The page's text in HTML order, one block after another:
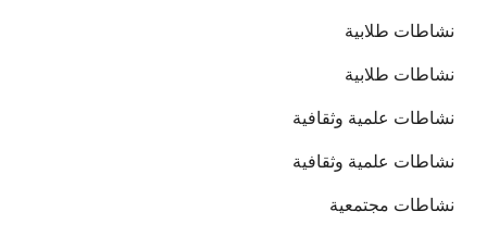
نشاطات طلابية
نشاطات طلابية
نشاطات علمية وثقافية
نشاطات علمية وثقافية
نشاطات مجتمعية